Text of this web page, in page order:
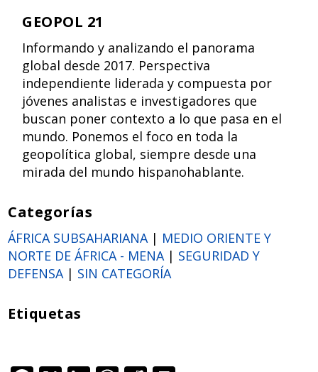
GEOPOL 21
Informando y analizando el panorama
global desde 2017. Perspectiva
independiente liderada y compuesta por
jóvenes analistas e investigadores que
buscan poner contexto a lo que pasa en el
mundo. Ponemos el foco en toda la
geopolítica global, siempre desde una
mirada del mundo hispanohablante.
Categorías
ÁFRICA SUBSAHARIANA | MEDIO ORIENTE Y
NORTE DE ÁFRICA - MENA | SEGURIDAD Y
DEFENSA | SIN CATEGORÍA
Etiquetas